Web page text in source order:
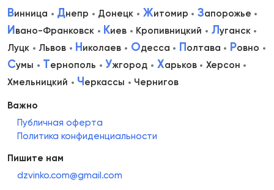
Винница Днепр Донецк Житомир Запорожье
Ивано-Франковск Киев Кропивницкий Луганск
Луцк
Львов Николаев Одесса Полтава Ровно
Сумы Тернополь Ужгород Харьков
Херсон
Хмельницкий
Черкассы Чернигов
Важно
Публичная оферта
Политика конфиденциальности
Пишите нам
dzvinko.com@gmail.com